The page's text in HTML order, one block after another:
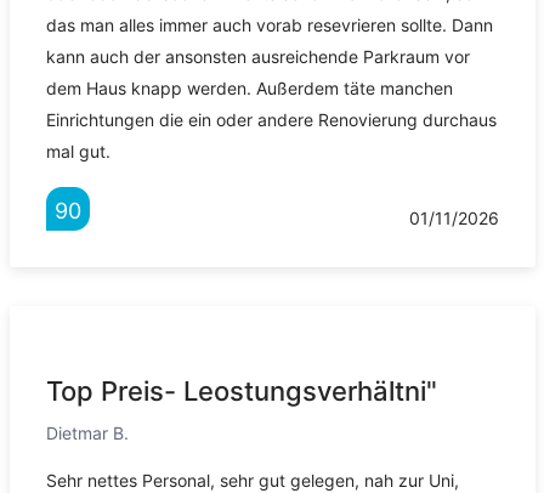
das man alles immer auch vorab resevrieren sollte. Dann
kann auch der ansonsten ausreichende Parkraum vor
dem Haus knapp werden. Außerdem täte manchen
Einrichtungen die ein oder andere Renovierung durchaus
mal gut.
90 01/11/2026
Top Preis- Leostungsverhältni"
Dietmar B.
Sehr nettes Personal, sehr gut gelegen, nah zur Uni,